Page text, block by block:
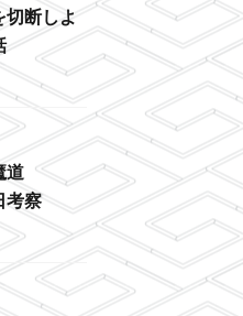
切断しよ
道
察